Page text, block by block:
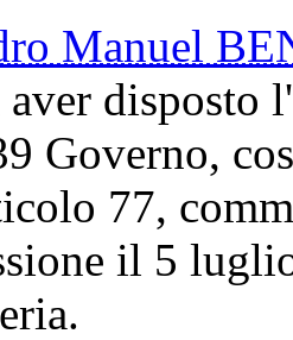
Manuel
disposto
Governo,
77,
il 5